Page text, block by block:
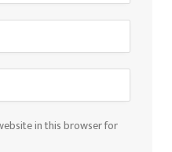
in this browser for